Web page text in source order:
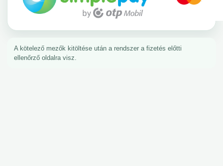
A kötelező mezők kitöltése után a rendszer a fizetés előtti
ellenőrző oldalra visz.